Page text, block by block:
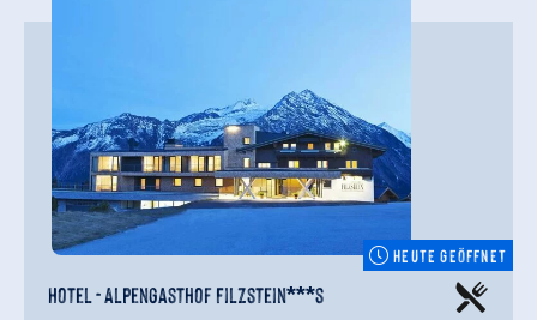
HEUTE GEÖFFNET
Hotel - Alpengasthof Filzstein***s